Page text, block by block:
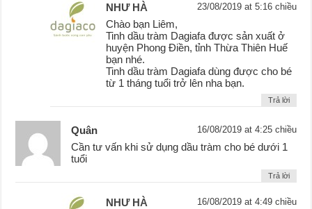
NHƯ HÀ 23/08/2019 at 5:16 chiều
Chào bạn Liêm,
Tinh dầu tràm Dagiafa được sản xuất ở
huyện Phong Điền, tỉnh Thừa Thiên Huế
bạn nhé.
Tinh dầu tràm Dagiafa dùng được cho bé
từ 1 tháng tuổi trở lên nha bạn.
Trả lời
Quân 16/08/2019 at 4:25 chiều
Cần tư vấn khi sử dụng dầu tràm cho bé dưới 1
tuổi
Trả lời
NHƯ HÀ 16/08/2019 at 4:49 chiều